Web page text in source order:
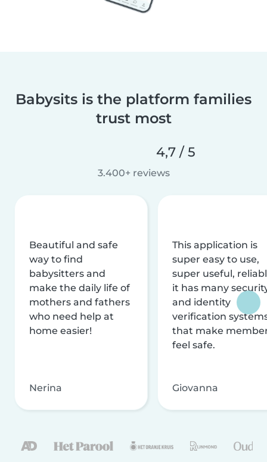
Babysits is the platform families
trust most
4,7 / 5
3.400+ reviews
Beautiful and safe
way to find
babysitters and
make the daily life of
mothers and fathers
who need help at
home easier!
Nerina
This application is
super easy to use,
super useful,
it has many
and identity
verification
that make
feel safe.
Giovanna